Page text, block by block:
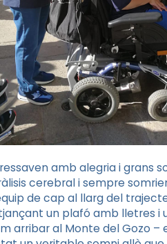
amb alegria i grans
cerebral i sempre
de cap al llarg del
un plafó amb lletres i
arribar al Monte del Gozo –